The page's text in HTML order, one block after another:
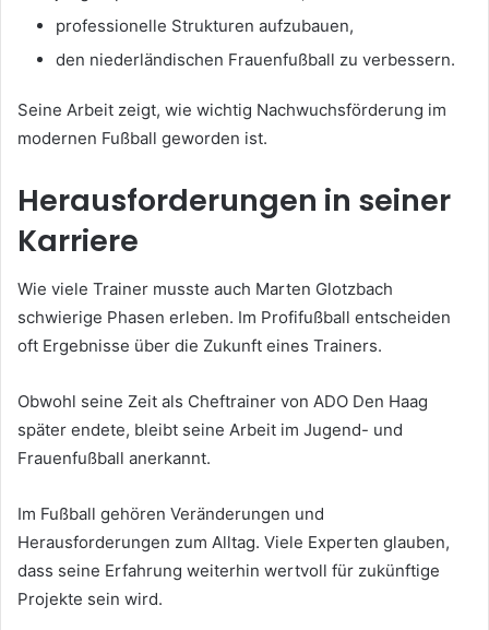
professionelle Strukturen aufzubauen,
den niederländischen Frauenfußball zu verbessern.
Seine Arbeit zeigt, wie wichtig Nachwuchsförderung im
modernen Fußball geworden ist.
Herausforderungen in seiner
Karriere
Wie viele Trainer musste auch Marten Glotzbach
schwierige Phasen erleben. Im Profifußball entscheiden
oft Ergebnisse über die Zukunft eines Trainers.
Obwohl seine Zeit als Cheftrainer von ADO Den Haag
später endete, bleibt seine Arbeit im Jugend- und
Frauenfußball anerkannt.
Im Fußball gehören Veränderungen und
Herausforderungen zum Alltag. Viele Experten glauben,
dass seine Erfahrung weiterhin wertvoll für zukünftige
Projekte sein wird.